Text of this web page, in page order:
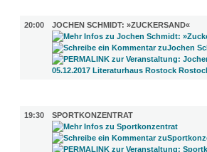
20:00
JOCHEN SCHMIDT: »ZUCKERSAND«
19:30
SPORTKONZENTRAT